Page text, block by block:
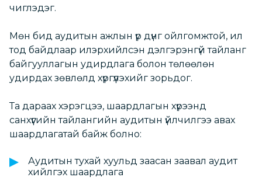
чиглэдэг.
Мөн бид аудитын ажлын үр дүнг ойлгомжтой, ил
тод байдлаар илэрхийлсэн дэлгэрэнгүй тайланг
байгууллагын удирдлага болон төлөөлөн
удирдах зөвлөлд хүргүүлэхийг зорьдог.
Та дараах хэрэгцээ, шаардлагын хүрээнд
санхүүгийн тайлангийн аудитын үйлчилгээ авах
шаардлагатай байж болно:
Аудитын тухай хуульд заасан заавал аудит
хийлгэх шаардлага